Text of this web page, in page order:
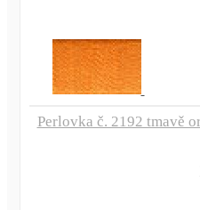
Perlovka č. 2192 tmavě